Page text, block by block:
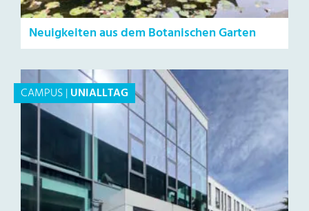
Neuigkeiten aus dem Botanischen Garten
CAMPUS|UNIALLTAG